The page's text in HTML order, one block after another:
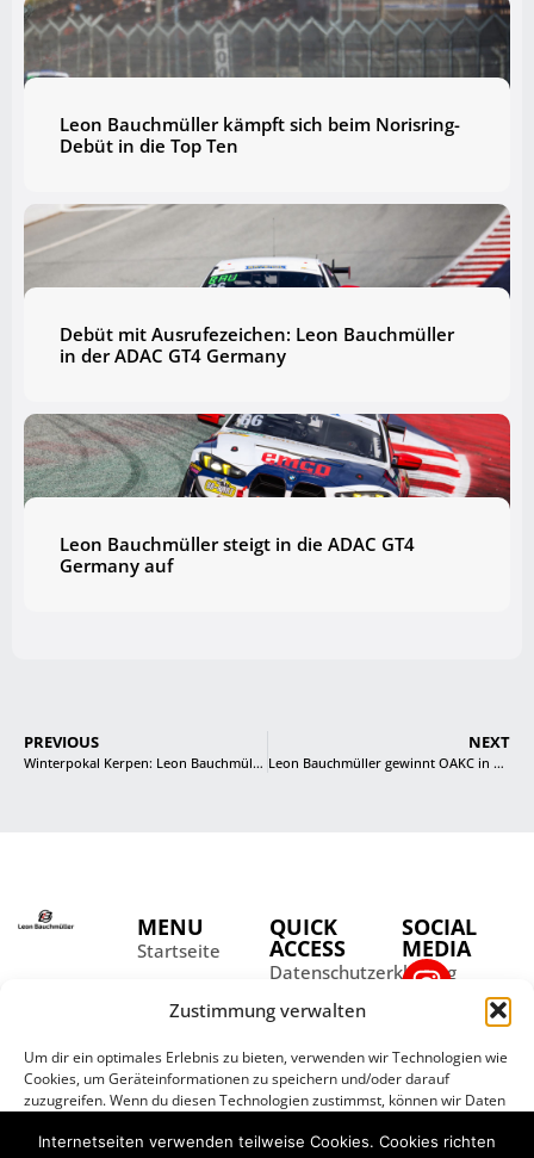
Zustimmung verwalten
Um dir ein optimales Erlebnis zu bieten, verwenden wir Technologien wie
Cookies, um Geräteinformationen zu speichern und/oder darauf
zuzugreifen. Wenn du diesen Technologien zustimmst, können wir Daten
verarbeiten. Wenn du deine Zustimmung nicht erteilst oder zurückziehst,
Leon Bauchmüller kämpft sich beim Norisring-
Debüt in die Top Ten
Debüt mit Ausrufezeichen: Leon Bauchmüller
in der ADAC GT4 Germany
Leon Bauchmüller steigt in die ADAC GT4
Germany auf
PREVIOUS
Winterpokal Kerpen: Leon Bauchmüller wird Dritter
NEXT
Leon Bauchmüller gewinnt OAKC in Lohsa
MENU
Startseite
Über Leon
Partner
Galerie
QUICK
ACCESS
Datenschutzerklärung
Impressum
SOCIAL
MEDIA
Internetseiten verwenden teilweise Cookies. Cookies richten